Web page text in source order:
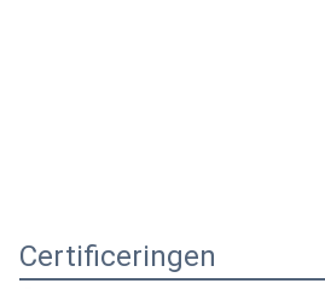
Certificeringen